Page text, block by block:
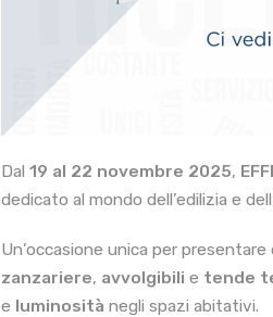
Dal 19 al 22 novembre 2025,
dedicato al mondo dell’edilizia e
Un’occasione unica per presentare
zanzariere, avvolgibili e tende
e luminosità negli spazi abitativi.